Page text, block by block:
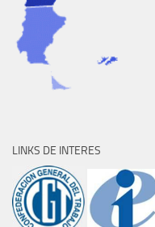
LINKS DE INTERES